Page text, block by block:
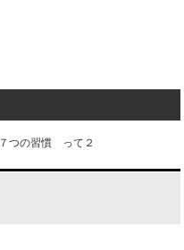
７つの習慣 って２